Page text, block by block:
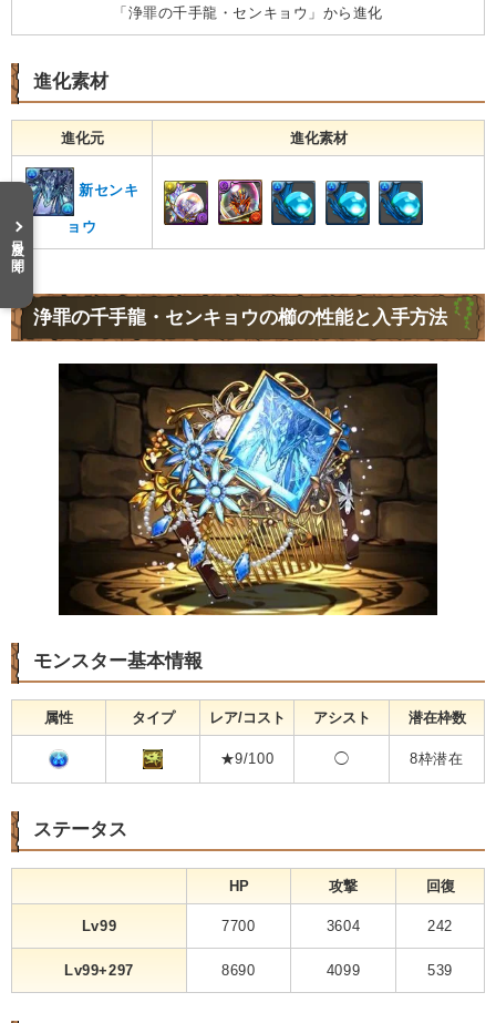
「浄罪の千手龍・センキョウ」から進化
進化素材
進化元 進化素材
新センキ
ョウ
浄罪の千手龍・センキョウの櫛の性能と入手方法
モンスター基本情報
属性 タイプ レア/コスト アシスト 潜在枠数
★9/100 ◯ 8枠潜在
ステータス
HP 攻撃 回復
Lv99 7700 3604 242
Lv99+297 8690 4099 539
目次を開く